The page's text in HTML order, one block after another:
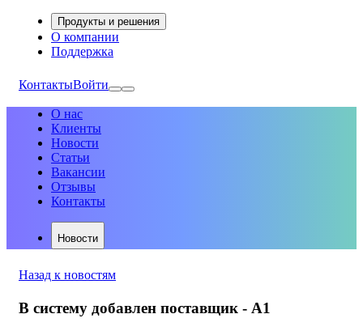
Продукты и решения
О компании
Поддержка
КонтактыВойти
О нас
Клиенты
Новости
Статьи
Вакансии
Отзывы
Контакты
Новости
Назад к новостям
В систему добавлен поставщик - A1